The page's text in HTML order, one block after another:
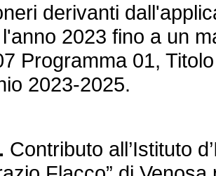
derivanti
2023 fino a un
Programma 01,
2023-2025.
Contributo all’Istituto